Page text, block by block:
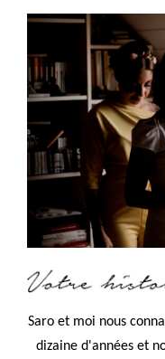
Saro et moi nous
dizaine d'années et